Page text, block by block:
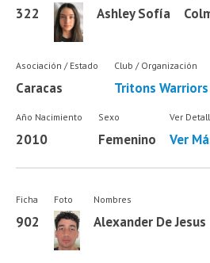
322 Ashley Sofía
Asociación / Estado
Caracas
Club / Organización
Tritons Warriors
Año Nacimiento
2010
Sexo
Femenino
Ver
Ver
Ficha
902
Foto Nombres
Alexander De Jesus